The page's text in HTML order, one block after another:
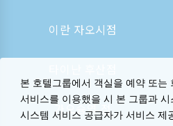
이란 자오시점
가오슝역 점
본 호텔그룹에서 객실을 예약 또는
서비스를 이용했을 시 본 그룹과
시스템 서비스 공급자가 서비스 제